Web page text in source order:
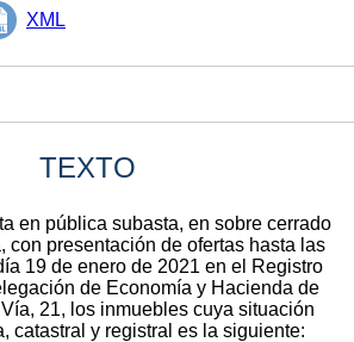
XML
TEXTO
en pública subasta, en sobre cerrado
con presentación de ofertas hasta las
19 de enero de 2021 en el Registro
de Economía y Hacienda de
21, los inmuebles cuya situación
catastral y registral es la siguiente: